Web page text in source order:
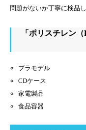
問題がないか丁寧に検品
「ポリスチレン
プラモデル
CDケース
家電製品
食品容器